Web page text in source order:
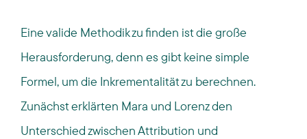
Eine valide Methodik zu finden ist die große
Herausforderung, denn es gibt keine simple
Formel, um die Inkrementalität zu berechnen.
Zunächst erklärten Mara und Lorenz den
Unterschied zwischen Attribution und